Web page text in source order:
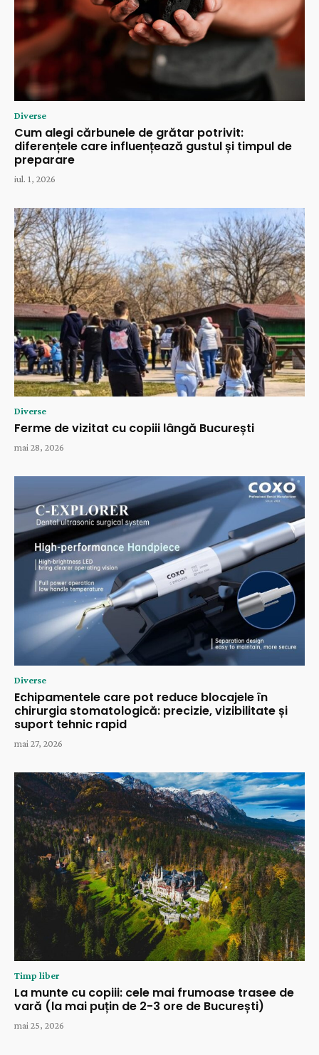
Diverse
Cum alegi cărbunele de grătar potrivit:
diferențele care influențează gustul și timpul de
preparare
iul. 1, 2026
Diverse
Ferme de vizitat cu copiii lângă București
mai 28, 2026
Diverse
Echipamentele care pot reduce blocajele în
chirurgia stomatologică: precizie, vizibilitate și
suport tehnic rapid
mai 27, 2026
Timp liber
La munte cu copiii: cele mai frumoase trasee de
vară (la mai puțin de 2-3 ore de București)
mai 25, 2026